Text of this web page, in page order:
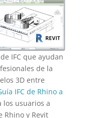
IFC que ayudan
de la
3D entre
IFC de Rhino a
usuarios a
Rhino y Revit